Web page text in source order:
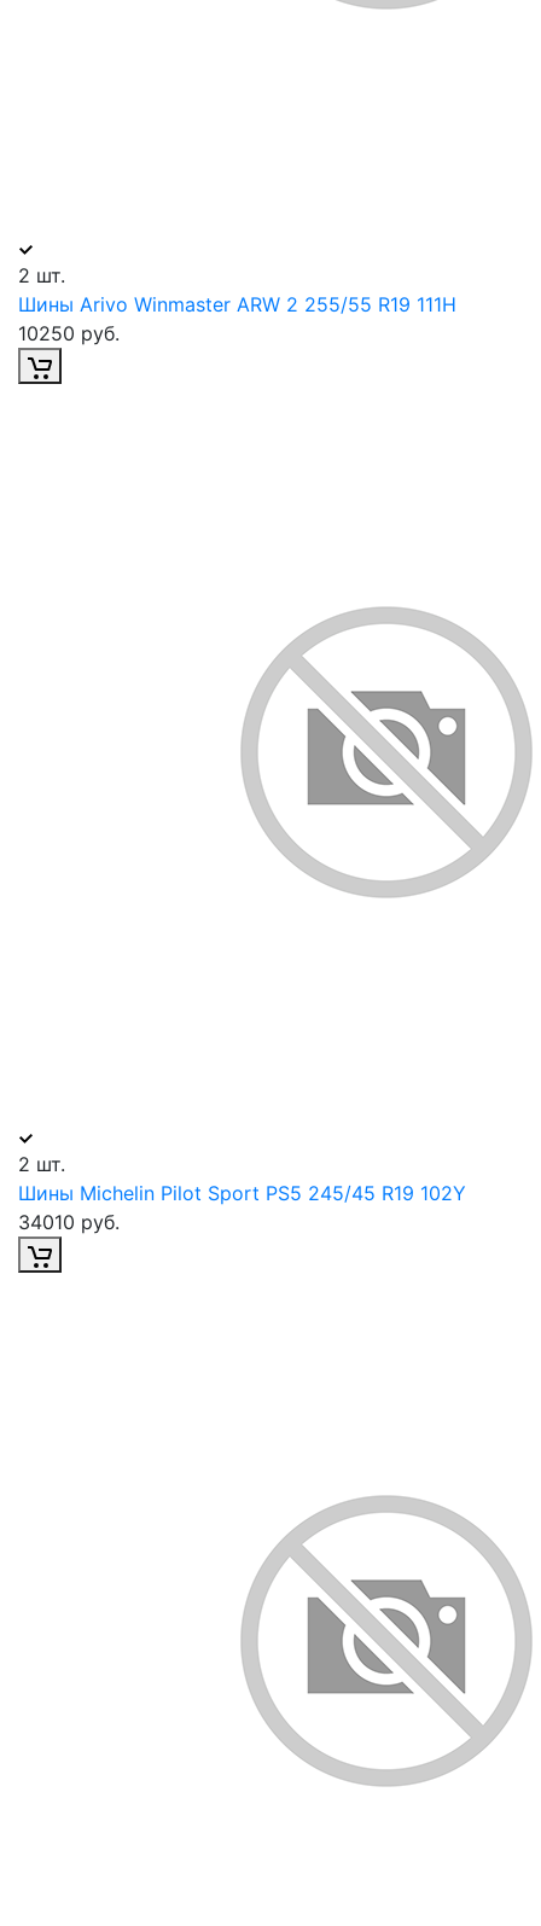
2 шт.
Шины Arivo Winmaster ARW 2 255/55 R19 111H
10250 руб.
2 шт.
Шины Michelin Pilot Sport PS5 245/45 R19 102Y
34010 руб.